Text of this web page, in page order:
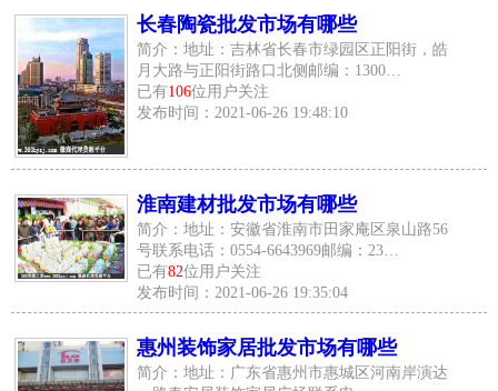
长春陶瓷批发市场有哪些
简介：地址：吉林省长春市绿园区正阳街，皓
月大路与正阳街路口北侧邮编：1300…
已有106位用户关注
发布时间：2021-06-26 19:48:10
淮南建材批发市场有哪些
简介：地址：安徽省淮南市田家庵区泉山路56
号联系电话：0554-6643969邮编：23…
已有82位用户关注
发布时间：2021-06-26 19:35:04
惠州装饰家居批发市场有哪些
简介：地址：广东省惠州市惠城区河南岸演达